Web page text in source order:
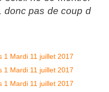
donc pas de coup d